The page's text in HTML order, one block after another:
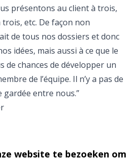
présentons au client à trois,
etc. De façon non
de tous nos dossiers et donc
idées, mais aussi à ce que le
de chances de développer un
de l’équipe. Il n’y a pas de
entre nous.”
website te bezoeken om